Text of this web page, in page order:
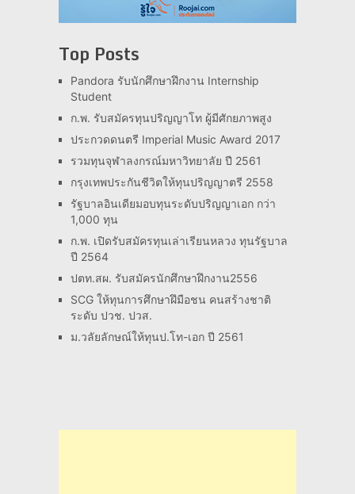
Top Posts
Pandora รับนักศึกษาฝึกงาน Internship
Student
ก.พ. รับสมัครทุนปริญญาโท ผู้มีศักยภาพสูง
ประกวดดนตรี Imperial Music Award 2017
รวมทุนจุฬาลงกรณ์มหาวิทยาลัย ปี 2561
กรุงเทพประกันชีวิตให้ทุนปริญญาตรี 2558
รัฐบาลอินเดียมอบทุนระดับปริญญาเอก กว่า
1,000 ทุน
ก.พ. เปิดรับสมัครทุนเล่าเรียนหลวง ทุนรัฐบาล
ปี 2564
ปตท.สผ. รับสมัครนักศึกษาฝึกงาน2556
SCG ให้ทุนการศึกษาฝึมือชน คนสร้างชาติ
ระดับ ปวช. ปวส.
ม.วลัยลักษณ์ให้ทุนป.โท-เอก ปี 2561